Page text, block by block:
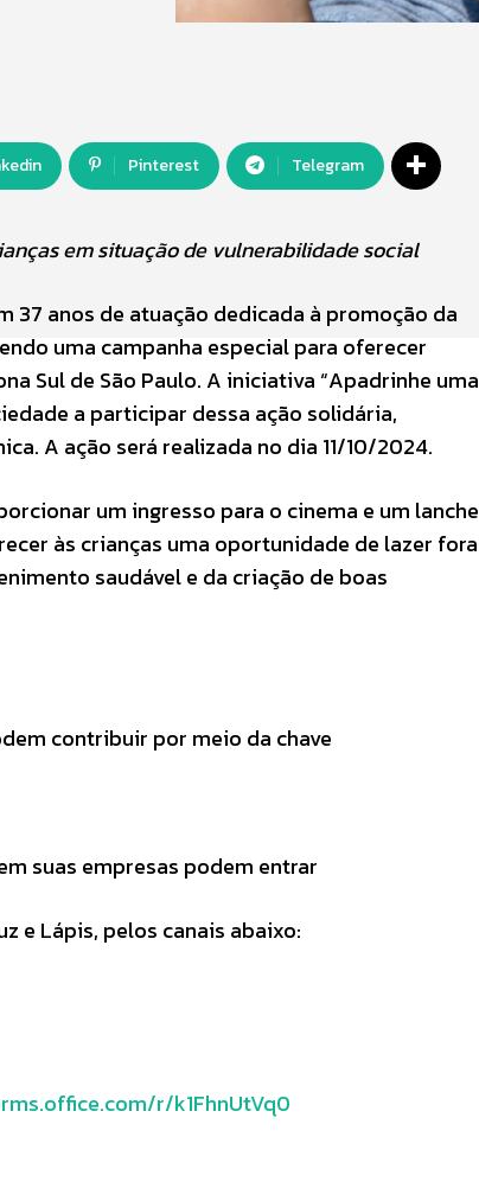
Pinterest Telegram
em situação de vulnerabilidade social
37 anos de atuação dedicada à promoção da
uma campanha especial para oferecer
Sul de São Paulo. A iniciativa “Apadrinhe uma
a participar dessa ação solidária,
A ação será realizada no dia 11/10/2024.
um ingresso para o cinema e um lanche
às crianças uma oportunidade de lazer fora
saudável e da criação de boas
contribuir por meio da chave
suas empresas podem entrar
e Lápis, pelos canais abaixo:
r/k1FhnUtVq0